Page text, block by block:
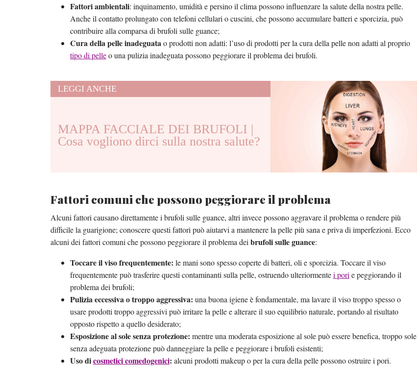
Fattori ambientali: inquinamento, umidità e persino il clima possono influenzare la salute della nostra pelle.
Anche il contatto prolungato con telefoni cellulari o cuscini, che possono accumulare batteri e sporcizia, può
contribuire alla comparsa di brufoli sulle guance;
Cura della pelle inadeguatao prodotti non adatti: l’uso di prodotti per la cura della pelle non adatti al proprio
tipo di pelleo una pulizia inadeguata possono peggiorare il problema dei brufoli.
LEGGI ANCHE
MAPPA FACCIALE DEI BRUFOLI |
Cosa vogliono dirci sulla nostra salute?
Fattori comuni che possono peggiorare il problema
Alcuni fattori causano direttamente i brufoli sulle guance, altri invece possono aggravare il problema o rendere più
difficile la guarigione; conoscere questi fattori può aiutarvi a mantenere la pelle più sana e priva di imperfezioni. Ecco
alcuni dei fattori comuni che possono peggiorare il problema deibrufoli sulle guance:
Toccare il viso frequentemente: le mani sono spesso coperte di batteri, oli e sporcizia. Toccare il viso
frequentemente può trasferire questi contaminanti sulla pelle, ostruendo ulteriormentei porie peggiorando il
problema dei brufoli;
Pulizia eccessiva o troppo aggressiva: una buona igiene è fondamentale, ma lavare il viso troppo spesso o
usare prodotti troppo aggressivi può irritare la pelle e alterare il suo equilibrio naturale, portando al risultato
opposto rispetto a quello desiderato;
Esposizione al sole senza protezione: mentre una moderata esposizione al sole può essere benefica, troppo sole
senza adeguata protezione può danneggiare la pelle e peggiorare i brufoli esistenti;
Uso dicosmetici comedogenici: alcuni prodotti makeup o per la cura della pelle possono ostruire i pori.